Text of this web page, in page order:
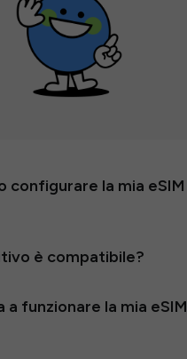
configurare la mia eSIM
è compatibile?
a funzionare la mia eSIM